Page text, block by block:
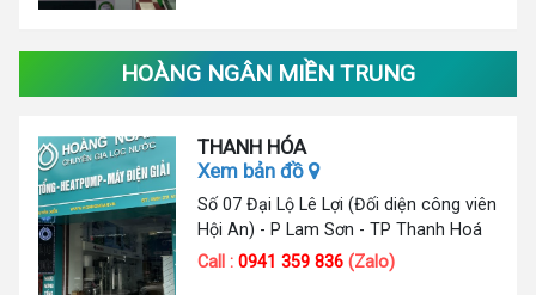
HOÀNG NGÂN MIỀN TRUNG
THANH HÓA
Xem bản đồ
Số 07 Đại Lộ Lê Lợi (Đối diện công viên
Hội An) - P Lam Sơn - TP Thanh Hoá
Call :0941 359 836 (Zalo)